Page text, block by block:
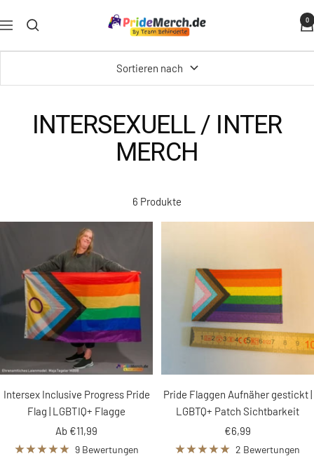
zum
Navigation
PrideMerch.de
Behinderte
Cities
e.V.
0
Sortieren nach
INTERSEXUELL / INTER
MERCH
6 Produkte
Intersex Inclusive Progress Pride
Flag | LGBTIQ+ Flagge
Angebotspreis
Ab €11,99
9 Bewertungen
Pride Flaggen Aufnäher gestickt |
LGBTQ+ Patch Sichtbarkeit
Angebotspreis
€6,99
2 Bewertungen